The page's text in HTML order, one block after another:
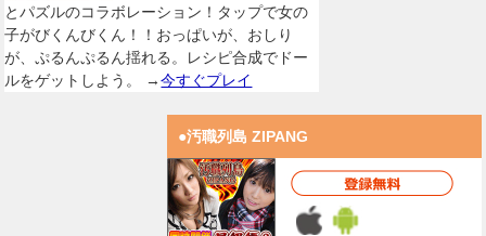
とパズルのコラボレーション！タップで女の
子がびくんびくん！！おっぱいが、おしり
が、ぷるんぷるん揺れる。レシピ合成でドー
ルをゲットしよう。 →今すぐプレイ
●汚職列島 ZIPANG